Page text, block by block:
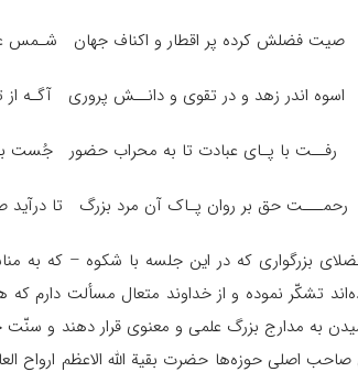
صیت فضلش کرده پر اقطار و اکناف جهان شـمس
اسوه اندر زهد و در تقوی و دانــش پروری آگـه از
رفــت با پـای عبادت تا به محراب حضور جُست
رحمـــت حق بر روان پـاک آن مرد بزرگ تا درآید
فضلای بزرگواری که در این جلسه با شکوه – که
تشکّر نموده و از خداوند متعال مسألت دارم که
به مدارج بزرگ علمی و معنوی قرار دهند و
حوزه‌ها حضرت بقیة الله الاعظم ارواح